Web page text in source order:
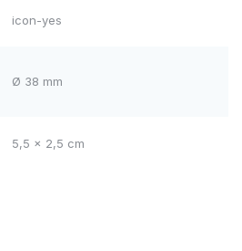
icon-yes
Ø 38 mm
5,5 x 2,5 cm